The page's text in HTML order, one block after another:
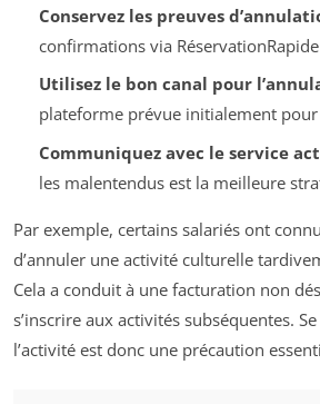
Conservez les preuves
confirmations via
Utilisez le bon canal pour
plateforme prévue initialement
Communiquez avec le service
les malentendus est la meilleure
Par exemple, certains salariés ont
d’annuler une activité culturelle
Cela a conduit à une facturation non
s’inscrire aux activités subséquentes.
l’activité est donc une précaution